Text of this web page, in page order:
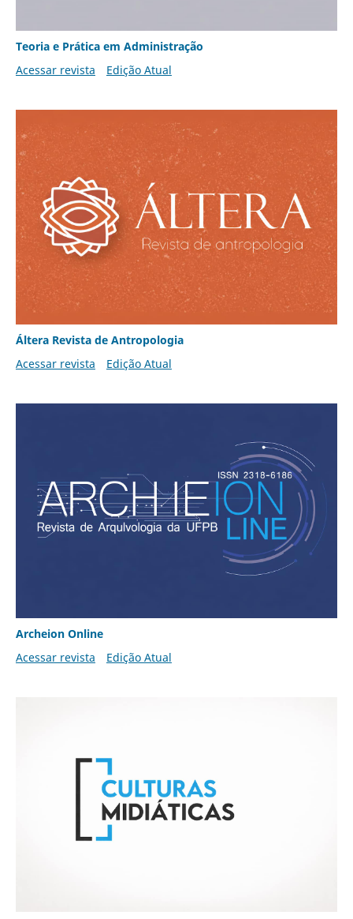
Teoria e Prática em Administração
Acessar revista
Edição Atual
Áltera Revista de Antropologia
Acessar revista
Edição Atual
Archeion Online
Acessar revista
Edição Atual